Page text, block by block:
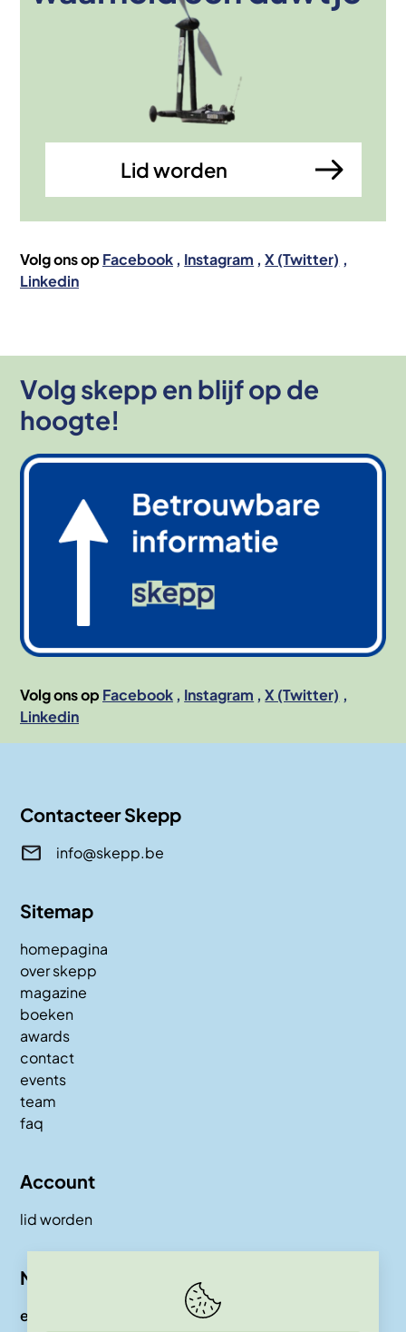
Lid worden
Volg ons op Facebook Instagram
X (Twitter)
Linkedin
Volg skepp en blijf op de
hoogte!
Afbeelding
Volg ons op Facebook Instagram
X (Twitter)
Linkedin
Contacteer Skepp
info@skepp.be
Sitemap
homepagina
over skepp
magazine
boeken
awards
contact
events
team
faq
Account
lid worden
Nieuwsbrief
e-mail